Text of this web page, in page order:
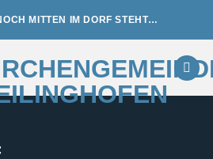
MITTEN IM DORF STEHT…